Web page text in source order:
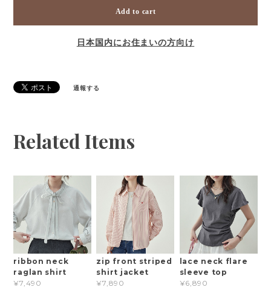
Add to cart
日本国内にお住まいの方向け
通報する
Related Items
ribbon neck
raglan shirt
¥7,490
zip front striped
shirt jacket
¥7,890
lace neck flare
sleeve top
¥6,890